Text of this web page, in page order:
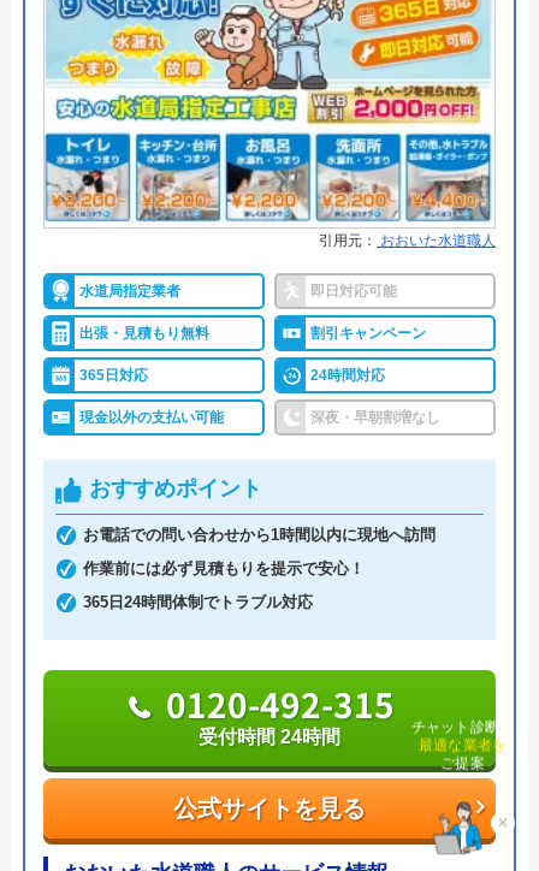
術への信頼性が高いです。
事前見積もりを徹底しており、金額に納得してから
作業を依頼できます。早朝・深夜の料金割増はな
く、見積もりや出張料も無料なので、急なトラブル
でも気兼ねなく相談可能です。また、見積もり時に
「Webを見た」と申告すると、Web割で20%割引に
支払い方法にコンビニ後払いも選べるので、急な出
費で手持ちがなくても修理が可能です。他にも、ク
レジットカード払いや楽天ペイも利用でき、都合の
良い方法で支払えます。
公式サイトを見る
0120-742-190
引用元： おおいた水道職人
水道局指定業者 即日対応可能
出張・見積もり無料 割引キャンペーン
365日対応 24時間対応
現金以外の支払い可能 深夜・早朝割増なし
おすすめポイント
お電話での問い合わせから1時間以内に現地へ訪問
作業前には必ず見積もりを提示で安心！
365日24時間体制でトラブル対応
公式サイトを見る
0120-492-315
受付時間 24時間
×
チャット診断で
最適な業者を
ご提案